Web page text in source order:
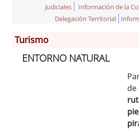
Información General
Judiciales
Información de la
Delegación Territorial
Turismo
ENTORNO NATURAL
de
pie